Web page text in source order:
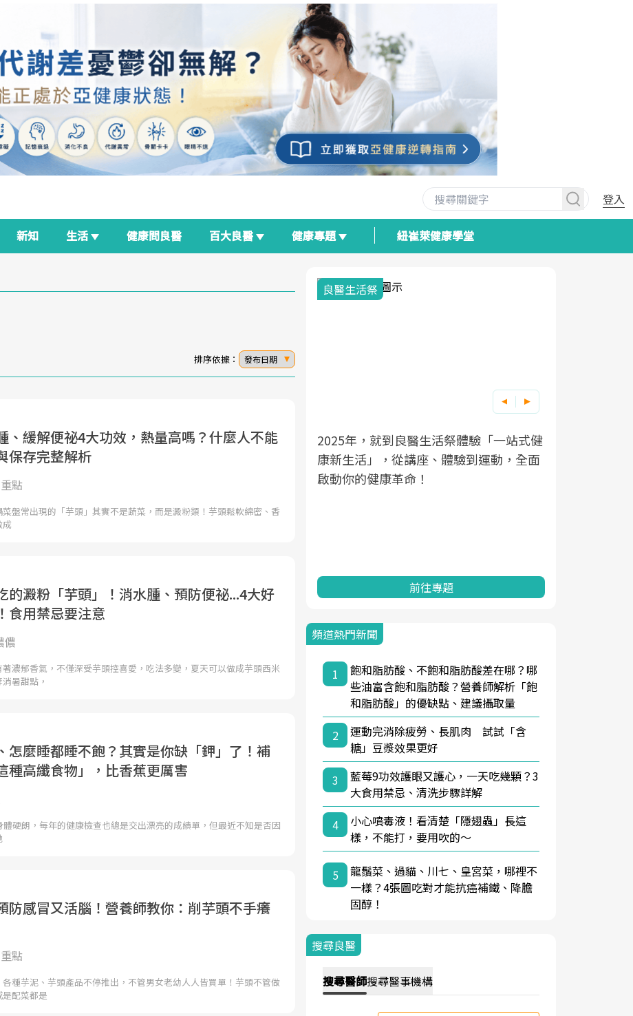
登入
新知 生活 健康問良醫 百大良醫 健康專題 紐崔萊健康學堂
排序依據： 發布日期
、緩解便祕4大功效，熱量高嗎？什麼人不能
保存完整解析
點
盤常出現的「芋頭」其實不是蔬菜，而是澱粉類！芋頭鬆軟綿密、香
成
的澱粉「芋頭」！消水腫、預防便祕...4大好
食用禁忌要注意
儂
濃郁香氣，不僅深受芋頭控喜愛，吃法多變，夏天可以做成芋頭西米
暑甜點，
怎麼睡都睡不飽？其實是你缺「鉀」了！補
種高纖食物」，比香蕉更厲害
體硬朗，每年的健康檢查也總是交出漂亮的成績單，但最近不知是否因
防感冒又活腦！營養師教你：削芋頭不手癢
點
種芋泥、芋頭產品不停推出，不管男女老幼人人皆買單！芋頭不管做
配菜都是
面對超高齡社會的浪潮，台灣正在快速邁
向「健康照護」的新時代。隨著國家政策
心議題。然而，健檢不只是醫療院所的服
前往專題
良醫生活祭
2025年，就到良醫生活祭體驗「一站式健
康新生活」，從講座、體驗到運動，全面
前往專題
我與健康韌性的距離
良醫健康網從「換季的身體變化」出發，
透過醫學觀點與日常感受的對話，建立對
亞健康的認知，進而引導實際的改善行
前往專題
頻道熱門新聞
1
飽和脂肪酸、不飽和脂肪酸差在哪？哪
些油富含飽和脂肪酸？營養師解析「飽
和脂肪酸」的優缺點、建議攝取量
2
運動完消除疲勞、長肌肉 試試「含
糖」豆漿效果更好
3
藍莓9功效護眼又護心，一天吃幾顆？3
大食用禁忌、清洗步驟詳解
4
小心噴毒液！看清楚「隱翅蟲」長這
樣，不能打，要用吹的～
5
龍鬚菜、過貓、川七、皇宮菜，哪裡不
一樣？4張圖吃對才能抗癌補鐵、降膽
固醇！
搜尋良醫
搜尋醫師搜尋醫事機構